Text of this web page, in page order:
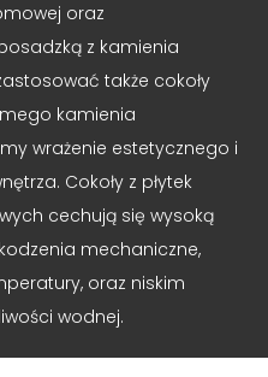
oraz
z kamienia
także cokoły
kamienia
wrażenie estetycznego i
Cokoły z płytek
cechują się wysoką
mechaniczne,
oraz niskim
wodnej.